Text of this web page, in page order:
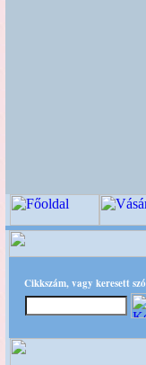
Cikkszám, vagy keresett szó